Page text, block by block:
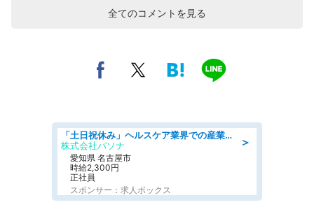
全てのコメントを見る
＞
「土日祝休み」ヘルスケア業界での産業保健師業務/看護師/高時給/未経験OK/要資格:正看護師
株式会社パソナ
愛知県 名古屋市
時給2,300円
正社員
スポンサー：求人ボックス